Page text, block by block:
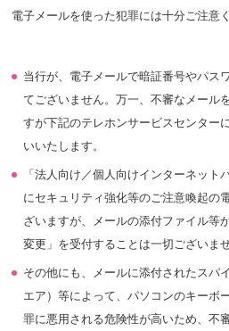
電子メールを使った犯罪には十分ご注意
当行が、電子メールで暗証番号やパス
てございません。万一、不審なメール
すが下記のテレホンサービスセンター
いいたします。
「法人向け／個人向けインターネット
にセキュリティ強化等のご注意喚起の
ざいますが、メールの添付ファイル等
変更」を受付することは一切ございませ
その他にも、メールに添付されたスパ
エア）等によって、パソコンのキーボ
罪に悪用される危険性が高いため、不